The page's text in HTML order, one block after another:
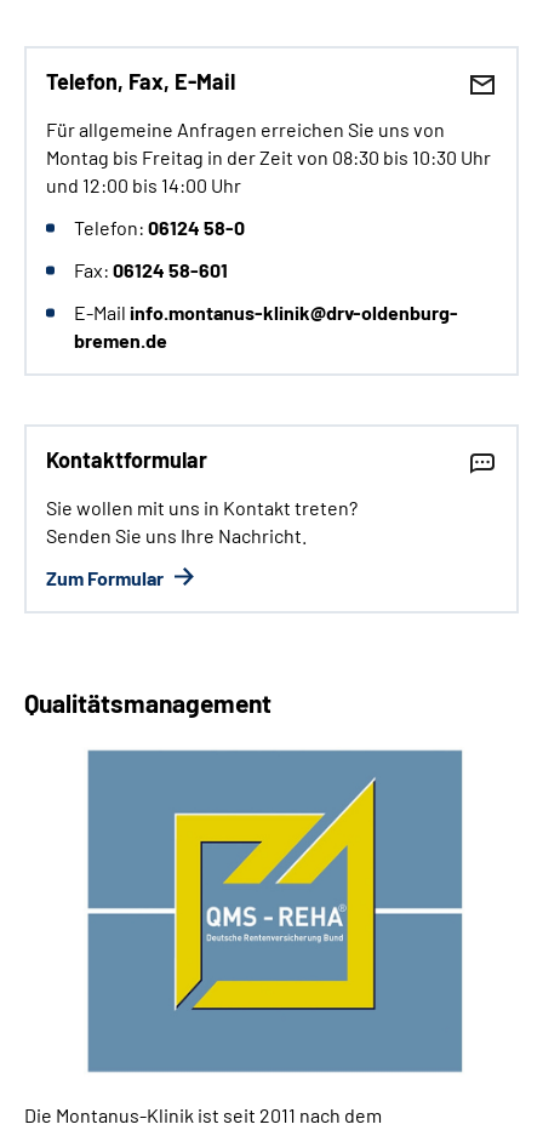
Telefon, Fax, E-Mail
Für allgemeine Anfragen erreichen Sie uns von
Montag bis Freitag in der Zeit von 08:30 bis 10:30 Uhr
und 12:00 bis 14:00 Uhr
Telefon: 06124 58-0
Fax: 06124 58-601
E-Mail info.montanus-klinik@drv-oldenburg-
bremen.de
Kontaktformular
Sie wollen mit uns in Kontakt treten?
Senden Sie uns Ihre Nachricht.
Zum Formular
Qualitätsmanagement
Die Montanus-Klinik ist seit 2011 nach dem